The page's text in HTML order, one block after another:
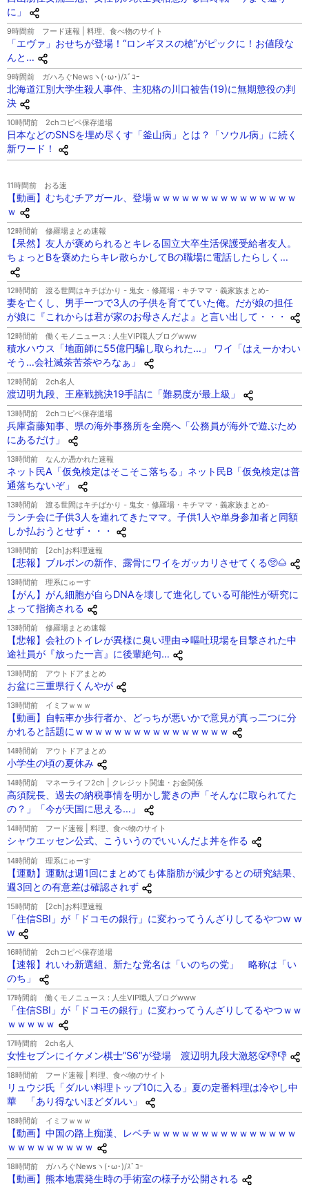
に」
9時間前 フード速報 | 料理、食べ物のサイト
「エヴァ」おせちが登場！“ロンギヌスの槍”がピックに！お値段な
んと…
9時間前 ガハろぐNewsヽ(･ω･)/ｽﾞｺｰ
北海道江別大学生殺人事件、主犯格の川口被告(19)に無期懲役の判
決
10時間前 2chコピペ保存道場
日本などのSNSを埋め尽くす「釜山病」とは？「ソウル病」に続く
新ワード！
11時間前 おる速
【動画】むちむチアガール、登場ｗｗｗｗｗｗｗｗｗｗｗｗｗｗｗ
ｗ
12時間前 修羅場まとめ速報
【呆然】友人が褒められるとキレる国立大卒生活保護受給者友人。
ちょっとBを褒めたらキレ散らかしてBの職場に電話したらしく…
12時間前 渡る世間はキチばかり - 鬼女・修羅場・キチママ・義家族まとめ-
妻を亡くし、男手一つで3人の子供を育てていた俺。だが娘の担任
が娘に『これからは君が家のお母さんだよ』と言い出して・・・
12時間前 働くモノニュース : 人生VIP職人ブログwww
積水ハウス「地面師に55億円騙し取られた…」 ワイ「はえーかわい
そう…会社滅茶苦茶やろなぁ」
12時間前 2ch名人
渡辺明九段、王座戦挑決19手詰に「難易度が最上級」
13時間前 2chコピペ保存道場
兵庫斎藤知事、県の海外事務所を全廃へ「公務員が海外で遊ぶため
にあるだけ」
13時間前 なんか憑かれた速報
ネット民A「仮免検定はそこそこ落ちる」ネット民B「仮免検定は普
通落ちないぞ」
13時間前 渡る世間はキチばかり - 鬼女・修羅場・キチママ・義家族まとめ-
ランチ会に子供3人を連れてきたママ。子供1人や単身参加者と同額
しか払おうとせず・・・
13時間前 [2ch]お料理速報
【悲報】ブルボンの新作、露骨にワイをガッカリさせてくる🥺🌰
13時間前 理系にゅーす
【がん】がん細胞が自らDNAを壊して進化している可能性が研究に
よって指摘される
13時間前 修羅場まとめ速報
【悲報】会社のトイレが異様に臭い理由⇒嘔吐現場を目撃された中
途社員が『放った一言』に後輩絶句…
13時間前 アウトドアまとめ
お盆に三重県行くんやが
13時間前 イミフｗｗｗ
【動画】自転車か歩行者か、どっちが悪いかで意見が真っ二つに分
かれると話題にｗｗｗｗｗｗｗｗｗｗｗｗｗｗｗｗ
14時間前 アウトドアまとめ
小学生の頃の夏休み
14時間前 マネーライフ2ch | クレジット関連・お金関係
高須院長、過去の納税事情を明かし驚きの声「そんなに取られてた
の？」「今が天国に思える…」
14時間前 フード速報 | 料理、食べ物のサイト
シャウエッセン公式、こういうのでいいんだよ丼を作る
14時間前 理系にゅーす
【運動】運動は週1回にまとめても体脂肪が減少するとの研究結果、
週3回との有意差は確認されず
15時間前 [2ch]お料理速報
「住信SBI」が「ドコモの銀行」に変わってうんざりしてるやつw w
w
16時間前 2chコピペ保存道場
【速報】れいわ新選組、新たな党名は「いのちの党」 略称は「い
のち」
17時間前 働くモノニュース : 人生VIP職人ブログwww
「住信SBI」が「ドコモの銀行」に変わってうんざりしてるやつｗｗ
ｗｗｗｗｗ
17時間前 2ch名人
女性セブンにイケメン棋士”S6”が登場 渡辺明九段大激怒😤👎👎
18時間前 フード速報 | 料理、食べ物のサイト
リュウジ氏「ダルい料理トップ10に入る」夏の定番料理は冷やし中
華 「あり得ないほどダルい」
18時間前 イミフｗｗｗ
【動画】中国の路上痴漢、レベチｗｗｗｗｗｗｗｗｗｗｗｗｗｗｗ
ｗｗｗｗｗｗｗｗｗ
18時間前 ガハろぐNewsヽ(･ω･)/ｽﾞｺｰ
【動画】熊本地震発生時の手術室の様子が公開される